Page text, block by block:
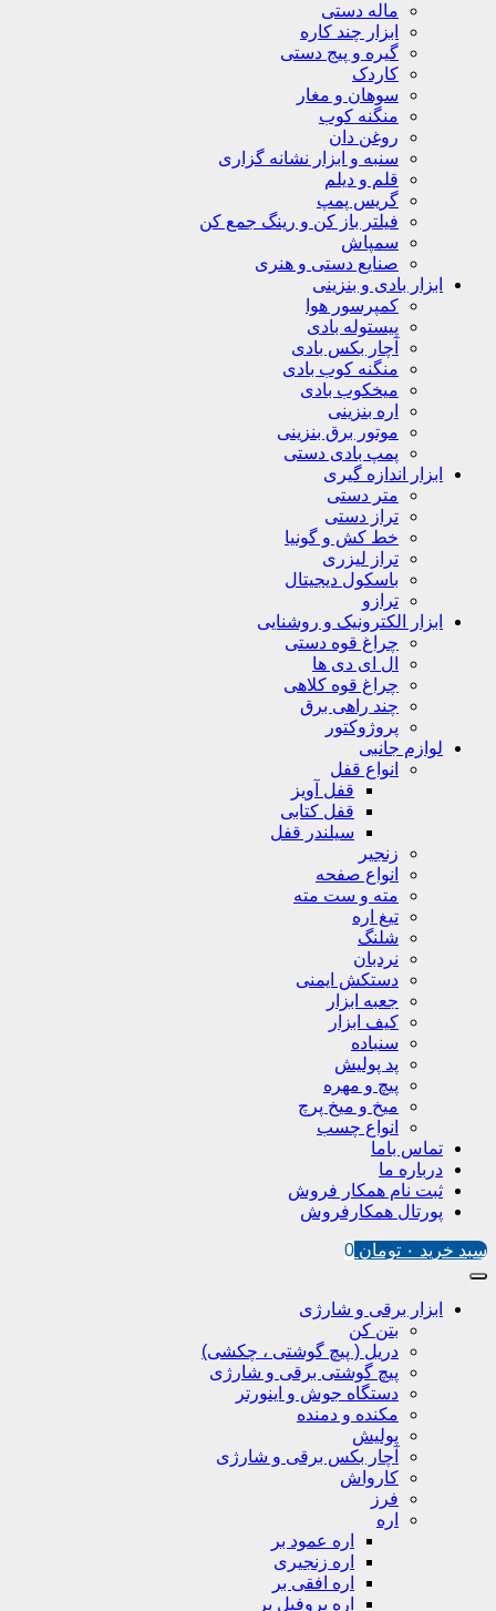
ماله دستی
ابزار چند کاره
گیره و پیج دستی
کاردک
سوهان و مغار
منگنه کوب
روغن دان
سنبه و ابزار نشانه گزاری
قلم و دیلم
گریس پمپ
فیلتر باز کن و رینگ جمع کن
سمپاش
صنایع دستی و هنری
ابزار بادی و بنزینی
کمپرسور هوا
پیستوله بادی
آچار بکس بادی
منگنه کوب بادی
میخکوب بادی
اره بنزینی
موتور برق بنزینی
پمپ بادی دستی
ابزار اندازه گیری
متر دستی
تراز دستی
خط کش و گونیا
تراز لیزری
باسکول دیجیتال
ترازو
ابزار الکترونیک و روشنایی
چراغ قوه دستی
ال ای دی ها
چراغ قوه کلاهی
چند راهی برق
پروژوکتور
لوازم جانبی
انواع قفل
قفل آویز
قفل کتابی
سیلندر قفل
زنجیر
انواع صفحه
مته و ست مته
تیغ اره
شلنگ
نردبان
دستکش ایمنی
جعبه ابزار
کیف ابزار
سنباده
پد پولیش
پیچ و مهره
میخ و میخ پرچ
انواع چسب
تماس باما
درباره ما
ثبت نام همکار فروش
پورتال همکارفروش
سبد خرید ۰ تومان 0
ابزار برقی و شارژی
بتن کن
دریل ( پیچ گوشتی ، چکشی)
پیچ گوشتی برقی و شارژی
دستگاه جوش و اینورتر
مکنده و دمنده
پولیش
آچار بکس برقی و شارژی
کارواش
فرز
اره
اره عمود بر
اره زنجیری
اره افقی بر
اره پروفیل پر